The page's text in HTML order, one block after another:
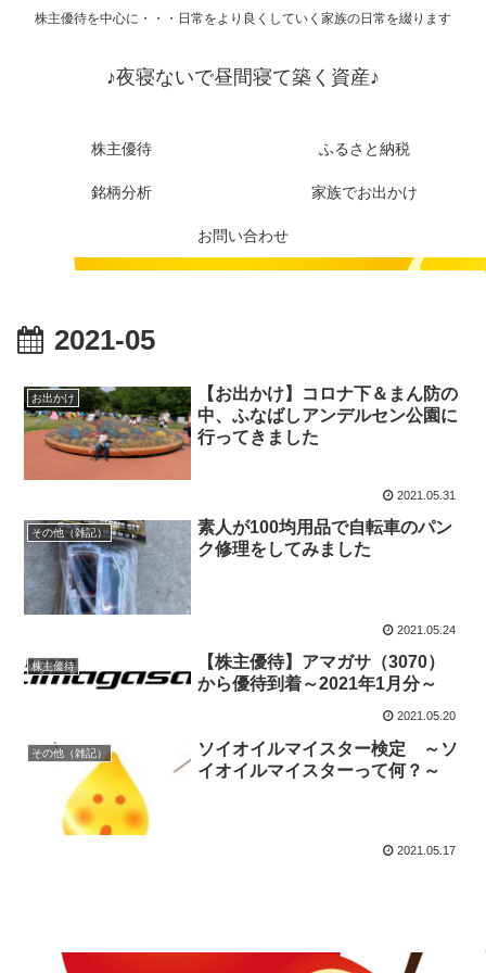
株主優待を中心に・・・日常をより良くしていく家族の日常を綴ります
♪夜寝ないで昼間寝て築く資産♪
株主優待 ふるさと納税
銘柄分析 家族でお出かけ
お問い合わせ
2021-05
お出かけ
【お出かけ】コロナ下＆まん防の
中、ふなばしアンデルセン公園に
行ってきました
2021.05.31
その他（雑記）
素人が100均用品で自転車のパン
ク修理をしてみました
2021.05.24
株主優待
【株主優待】アマガサ（3070）
から優待到着～2021年1月分～
2021.05.20
その他（雑記）
ソイオイルマイスター検定 ～ソ
イオイルマイスターって何？～
2021.05.17